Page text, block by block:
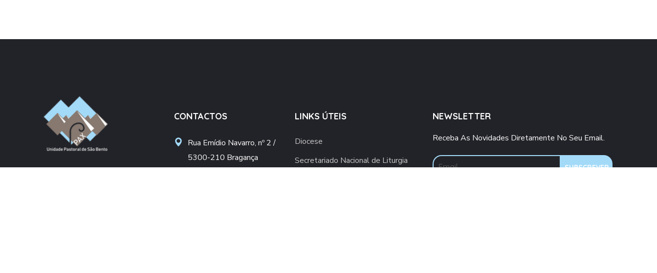
CONTACTOS
Rua Emídio Navarro, nº 2 /
5300-210 Bragança
LINKS ÚTEIS
Diocese
Secretariado Nacional de Liturgia
NEWSLETTER
Receba As Novidades Diretamente No Seu Email.